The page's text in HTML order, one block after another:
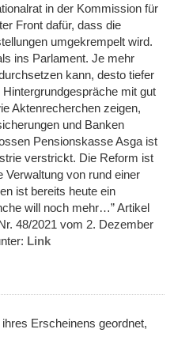
in der Kommission für
Front dafür, dass die
umgekrempelt wird.
ins Parlament. Je mehr
kann, desto tiefer
mit gut
Aktenrecherchen zeigen,
und Banken
Pensionskasse Asga ist
verstrickt. Die Reform ist
Verwaltung von rund einer
ist bereits heute ein
will noch mehr…” Artikel
48/2021 vom 2. Dezember
Link
Erscheinens geordnet,